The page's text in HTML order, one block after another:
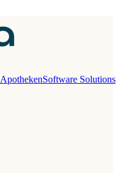
ApothekenSoftware Solutions